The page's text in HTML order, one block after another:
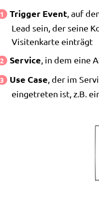
Trigger Event, auf
Lead sein, der seine
Visitenkarte einträgt
Service, in dem eine
Use Case, der im
eingetreten ist, z.B.